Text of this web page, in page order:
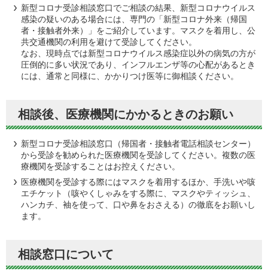
新型コロナ受診相談窓口でご相談の結果、新型コロナウイルス
感染の疑いのある場合には、専門の「新型コロナ外来（帰国
者・接触者外来）」をご紹介しています。マスクを着用し、公
共交通機関の利用を避けて受診してください。
なお、現時点では新型コロナウイルス感染症以外の病気の方が
圧倒的に多い状況であり、インフルエンザ等の心配があるとき
には、通常と同様に、かかりつけ医等に御相談ください。
相談後、医療機関にかかるときのお願い
新型コロナ受診相談窓口（帰国者・接触者電話相談センター）
から受診を勧められた医療機関を受診してください。複数の医
療機関を受診することはお控えください。
医療機関を受診する際にはマスクを着用するほか、手洗いや咳
エチケット（咳やくしゃみをする際に、マスクやティッシュ、
ハンカチ、袖を使って、口や鼻をおさえる）の徹底をお願いし
ます。
相談窓口について